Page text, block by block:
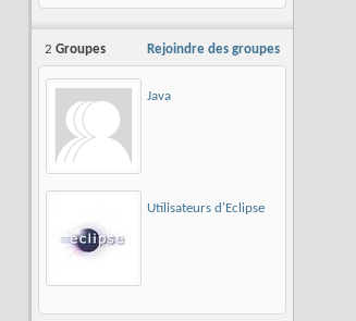
Rejoindre des groupes
2 Groupes
Java
Utilisateurs d'Eclipse